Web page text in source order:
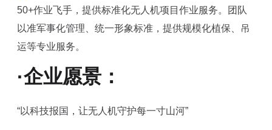
50+作业飞手，提供标准化无人机项目作业服务。团队
以准军事化管理、统一形象标准，提供规模化植保、吊
运等专业服务。
·企业愿景：
“以科技报国，让无人机守护每一寸山河”‌